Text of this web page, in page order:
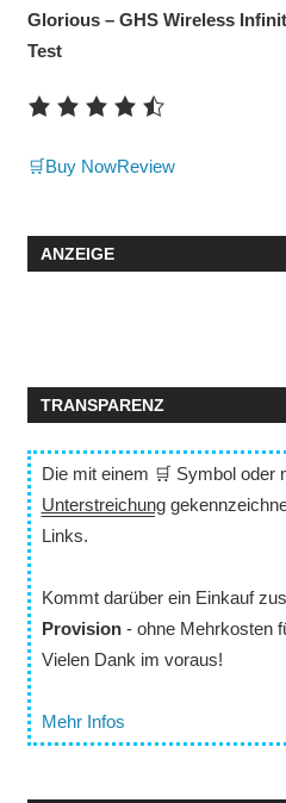
Glorious – GHS Wireless
Test
🛒Buy NowReview
ANZEIGE
TRANSPARENZ
Die mit einem 🛒 Symbol oder
Unterstreichung
Links.
Kommt darüber ein Einkauf
Provision- ohne Mehrkosten
Vielen Dank im voraus!
Mehr Infos